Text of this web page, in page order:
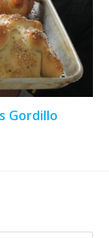
Gordillo